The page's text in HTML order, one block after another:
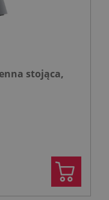
stojąca,